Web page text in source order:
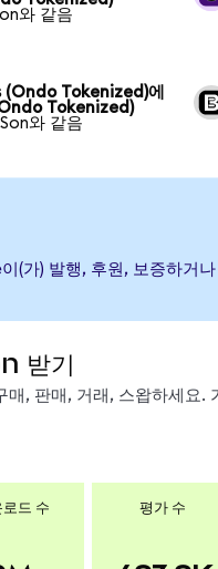
와 같음
Tokenized)에
Tokenized)
와 같음
(가) 발행, 후원, 보증하거
받기
, 판매, 거래, 스왑하세요.
로드 수 평가 수